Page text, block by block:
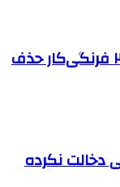
شانس یک مدال طلا برای ایران/ ۳ فرنگی‌کار حذف
دخالت نکرده